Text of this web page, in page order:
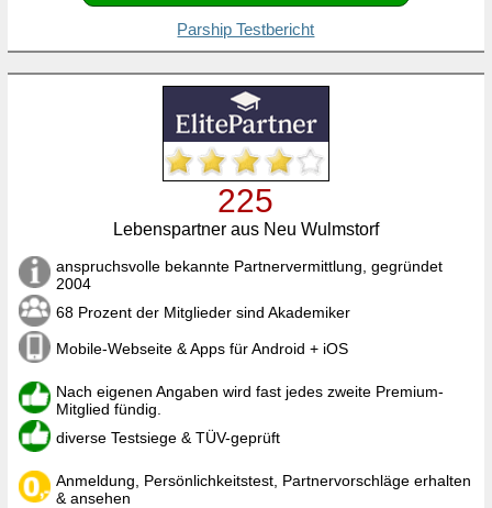
Parship Testbericht
225
Lebenspartner aus Neu Wulmstorf
anspruchsvolle bekannte Partnervermittlung, gegründet
2004
68 Prozent der Mitglieder sind Akademiker
Mobile-Webseite & Apps für Android + iOS
Nach eigenen Angaben wird fast jedes zweite Premium-
Mitglied fündig.
diverse Testsiege & TÜV-geprüft
Anmeldung, Persönlichkeitstest, Partnervorschläge erhalten
& ansehen